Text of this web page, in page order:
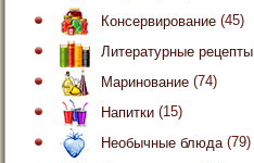
Консервирование (45)
Литературные рецепты
Маринование (74)
Напитки (15)
Необычные блюда (79)